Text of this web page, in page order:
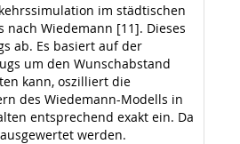
im städtischen
Wiedemann [11]. Dieses
ab. Es basiert auf der
um den Wunschabstand
kann, oszilliert die
des Wiedemann-Modells in
entsprechend exakt ein. Da
werden.